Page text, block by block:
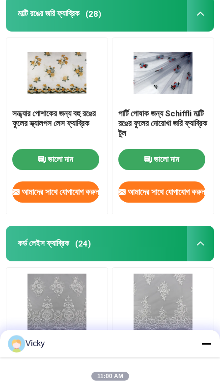
মাল্টি রঙের জরি ফ্যাব্রিক (28)
সন্ধ্যার পোশাকের জন্য বহু রঙের
ফুলের স্ক্যালপস লেস ফ্যাব্রিক
ভালো দাম
আমাদের সাথে যোগাযোগ করুন
পার্টি পোষাক জন্য Schiffli মাল্টি
রঙের ফুলের দোরোখা জরি ফ্যাব্রিক
টুল
ভালো দাম
আমাদের সাথে যোগাযোগ করুন
কর্ড লেইস ফ্যাব্রিক (24)
ব্রাইডাল জন্য নাইলন জাল কর্ডেড
সূচিকর্ম লেইস ফ্যাব্রিক উপর 3D
Vicky
11:00 AM